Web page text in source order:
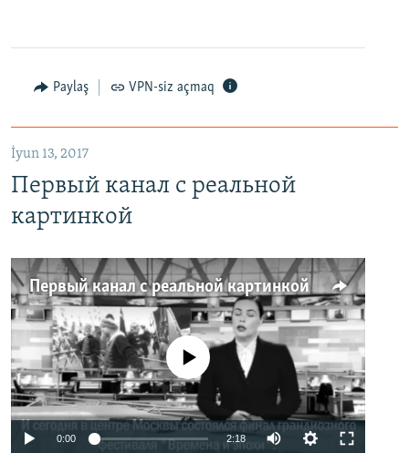
Paylaş VPN-siz açmaq
İyun 13, 2017
Первый канал с реальной
картинкой
Первый канал с реальной картинкой
No media source currently available
0:00 2:18